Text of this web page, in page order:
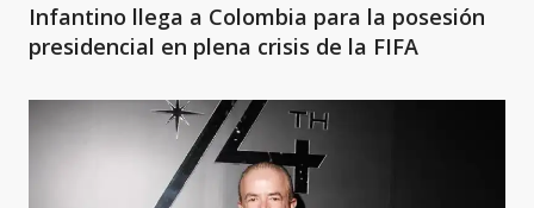
Infantino llega a Colombia para la posesión
presidencial en plena crisis de la FIFA